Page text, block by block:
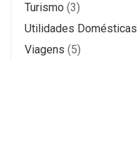
Turismo (3)
Utilidades Domésticas
Viagens (5)